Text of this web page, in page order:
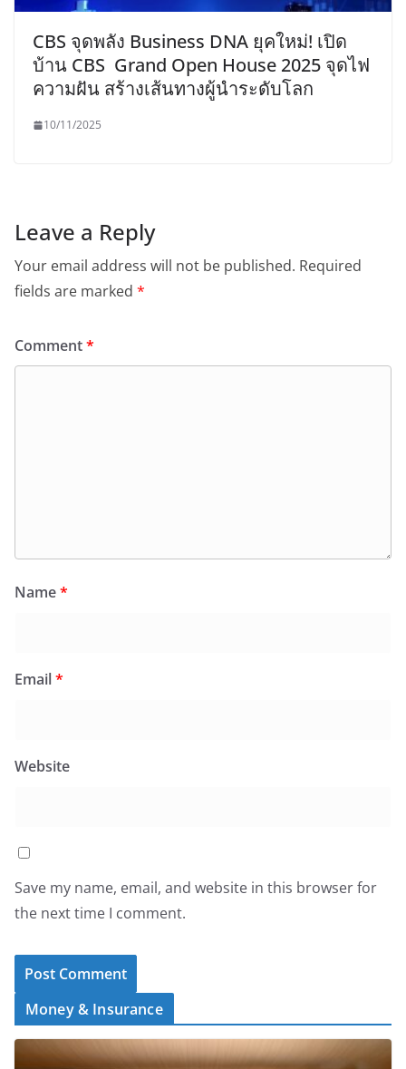
CBS จุดพลัง Business DNA ยุคใหม่! เปิด
บ้าน CBS Grand Open House 2025 จุดไฟ
ความฝัน สร้างเส้นทางผู้นำระดับโลก
10/11/2025
Leave a Reply
Your email address will not be published. Required
fields are marked *
Comment*
Name*
Email*
Website
Save my name, email, and website in this browser for
the next time I comment.
Money & Insurance